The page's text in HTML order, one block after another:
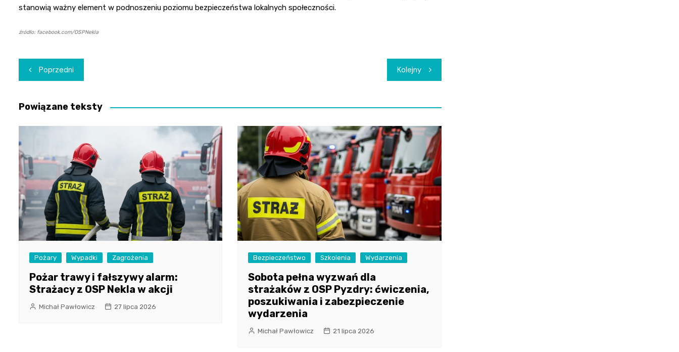
stanowią ważny element w podnoszeniu poziomu bezpieczeństwa lokalnych społeczności.
źródło: facebook.com/OSPNekla
Nawigacja
wpisu
Poprzedni Kolejny
Powiązane teksty
Pożary Wypadki Zagrożenia
Pożar trawy i fałszywy alarm:
Strażacy z OSP Nekla w akcji
Michał Pawłowicz 27 lipca 2026
Bezpieczeństwo Szkolenia Wydarzenia
Sobota pełna wyzwań dla
strażaków z OSP Pyzdry: ćwiczenia,
poszukiwania i zabezpieczenie
wydarzenia
Michał Pawłowicz 21 lipca 2026